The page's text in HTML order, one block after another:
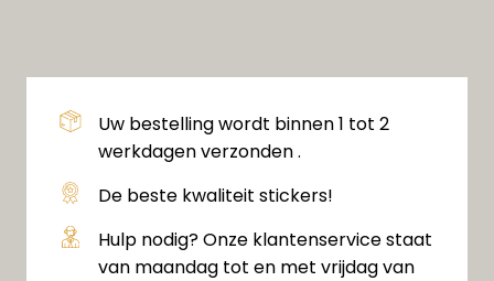
Uw bestelling wordt binnen 1 tot 2
werkdagen verzonden .
De beste kwaliteit stickers!
Hulp nodig? Onze klantenservice staat
van maandag tot en met vrijdag van